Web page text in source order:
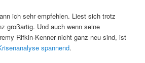
ich sehr empfehlen. Liest sich trotz
großartig. Und auch wenn seine
Rifkin-Kenner nicht ganz neu sind, ist
spannend.